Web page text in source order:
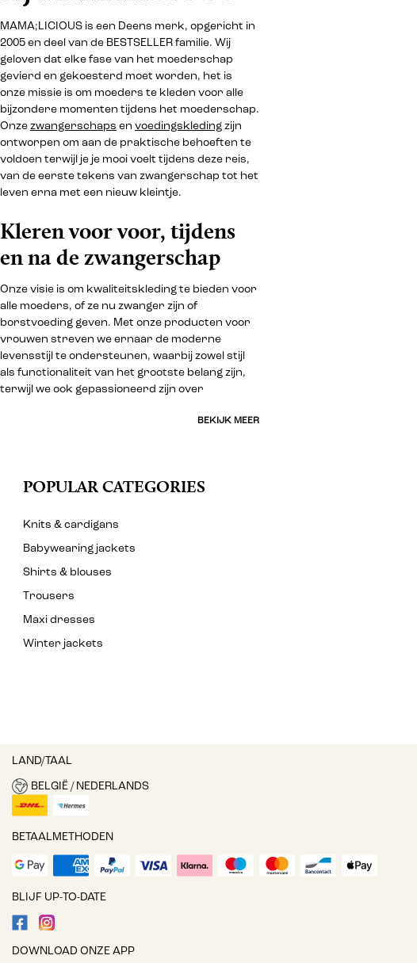
MAMA;LICIOUS is een Deens merk, opgericht in
2005 en deel van de BESTSELLER familie. Wij
geloven dat elke fase van het moederschap
gevierd en gekoesterd moet worden, het is
onze missie is om moeders te kleden voor alle
bijzondere momenten tijdens het moederschap.
Onze zwangerschaps en voedingskleding zijn
ontworpen om aan de praktische behoeften te
voldoen terwijl je je mooi voelt tijdens deze reis,
van de eerste tekens van zwangerschap tot het
leven erna met een nieuw kleintje.
Kleren voor voor, tijdens
en na de zwangerschap
Onze visie is om kwaliteitskleding te bieden voor
alle moeders, of ze nu zwanger zijn of
borstvoeding geven. Met onze producten voor
vrouwen streven we ernaar de moderne
levensstijl te ondersteunen, waarbij zowel stijl
als functionaliteit van het grootste belang zijn,
terwijl we ook gepassioneerd zijn over
BEKIJK MEER
POPULAR CATEGORIES
Knits & cardigans
Babywearing jackets
Shirts & blouses
Trousers
Maxi dresses
Winter jackets
LAND/TAAL
BELGIË / NEDERLANDS
BETAALMETHODEN
BLIJF UP-TO-DATE
DOWNLOAD ONZE APP